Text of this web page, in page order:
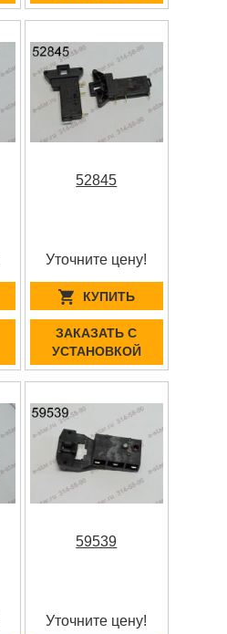
52845
Уточните цену!
КУПИТЬ
ЗАКАЗАТЬ С
УСТАНОВКОЙ
59539
Уточните цену!